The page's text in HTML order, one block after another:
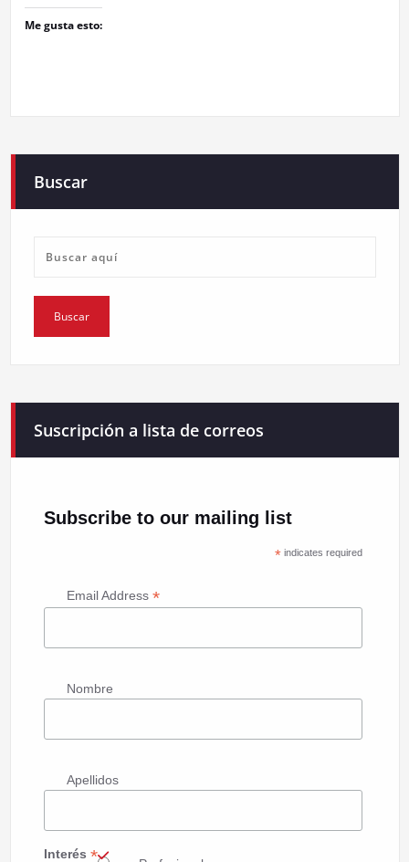
Me gusta esto:
Buscar
Suscripción a lista de correos
Subscribe to our mailing list
*indicates required
Email Address *
Nombre
Apellidos
Interés *